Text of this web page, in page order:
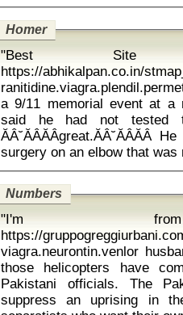
Homer
"Best Site
https://abhikalpan.co.in/
ranitidine.viagra.plendil.permethrin
a 9/11 memorial event at a
said he had not tested
Numbers
"I'm
https://
viagra.neurontin.venlor husband wife
those helicopters have
Pakistani officials. The
suppress an uprising in